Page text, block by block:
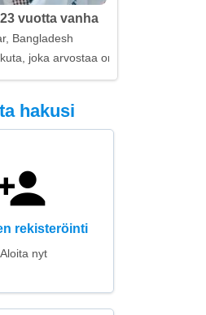
vuotta vanha
Bangladesh
joka arvostaa onnen hetkiä
hakusi
rekisteröinti
Aloita nyt